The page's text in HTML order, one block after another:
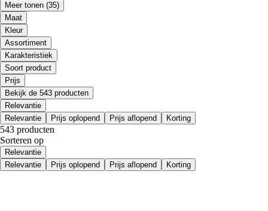
Meer tonen (35)
Maat
Kleur
Assortiment
Karakteristiek
Soort product
Prijs
Bekijk de 543 producten
Relevantie
Relevantie
Prijs oplopend Prijs aflopend Korting
543 producten
Sorteren op
Relevantie
Relevantie
Prijs oplopend Prijs aflopend Korting